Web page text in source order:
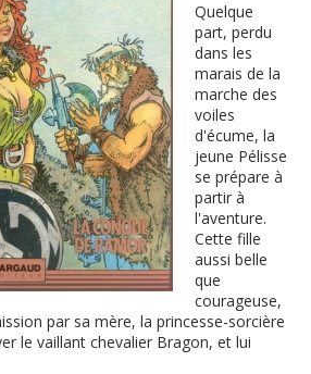
Quelque
part, perdu
dans les
marais de la
marche des
voiles
d'écume, la
jeune Pélisse
se prépare à
partir à
l'aventure.
Cette fille
aussi belle
que
courageuse,
par sa mère, la princesse-sorcière
le vaillant chevalier Bragon, et lui